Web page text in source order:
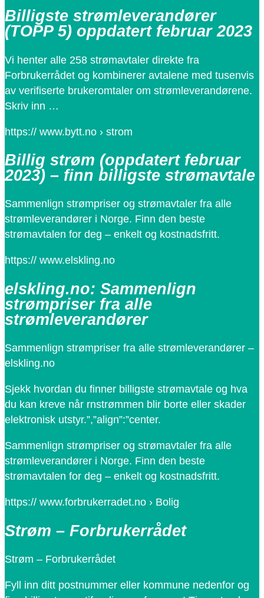
Billigste strømleverandører
(TOPP 5) oppdatert februar 2023
Vi henter alle 258 strømavtaler direkte fra
Forbrukerrådet og kombinerer avtalene med tusenvis
av verifiserte brukeromtaler om strømleverandørene.
Skriv inn …
https:// www.bytt.no › strom
Billig strøm (oppdatert februar
2023) – finn billigste strømavtale
Sammenlign strømpriser og strømavtaler fra alle
strømleverandører i Norge. Finn den beste
strømavtalen for deg – enkelt og kostnadsfritt.
https:// www.elskling.no
elskling.no: Sammenlign
strømpriser fra alle
strømleverandører
Sammenlign strømpriser fra alle strømleverandører –
elskling.no
Sjekk hvordan du finner billigste strømavtale og hva
du kan kreve når rnstrømmen blir borte eller skader
elektronisk utstyr.”,”align”:”center.
Sammenlign strømpriser og strømavtaler fra alle
strømleverandører i Norge. Finn den beste
strømavtalen for deg – enkelt og kostnadsfritt.
https:// www.forbrukerradet.no › Bolig
Strøm – Forbrukerrådet
Strøm – Forbrukerrådet
Fyll inn ditt postnummer eller kommune nedenfor og